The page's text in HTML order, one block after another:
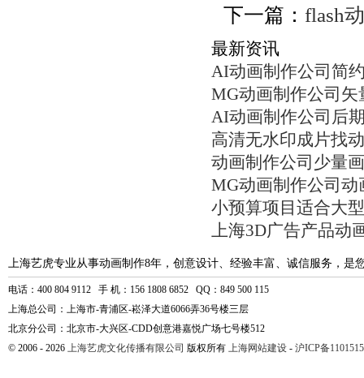
下一篇： flash
最新资讯
AI动画制作公司简
MG动画制作公司
AI动画制作公司后
高清无水印成片找
动画制作公司少量
MG动画制作公司
小预算项目适合大
上海3D广告产品动
上海艺虎专业从事动画制作8年，创意设计、经验丰富、诚信服务，是
电话：400 804 9112 手 机：156 1808 6852 QQ：849 500 115
上海总公司：上海市-青浦区-崧泽大道6066弄36号楼三层
北京分公司：北京市-大兴区-CDD创意港嘉悦广场七号楼512
© 2006 - 2026 上海艺虎文化传播有限公司 版权所有 上海网站建设 - 沪ICP备